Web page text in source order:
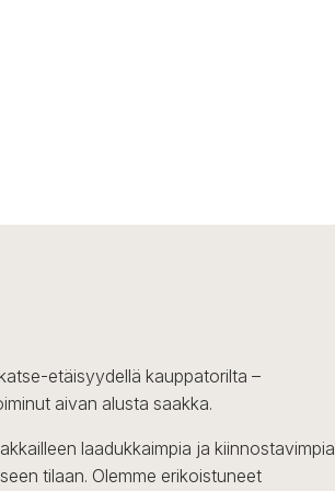
etäisyydellä kauppatorilta –
aivan alusta saakka.
laadukkaimpia ja kiinnostavimpia
tilaan. Olemme erikoistuneet